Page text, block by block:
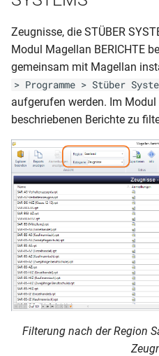
Gymnasiale Oberstufe
Berufsschulmatrix
Formulare, Listen und
Zeugnisse
Anleitungen zu Berichten
Seriendruck
Serienmail
Dokumentenverwaltung/Export
Kurznachrichten
Zeugnisse, die STÜBER
Modul Magellan BERICHTE
gemeinsam mit Magellan
> Programme > Stüber
aufgerufen werden. Im
beschriebenen Berichte zu
Filterung nach der Region